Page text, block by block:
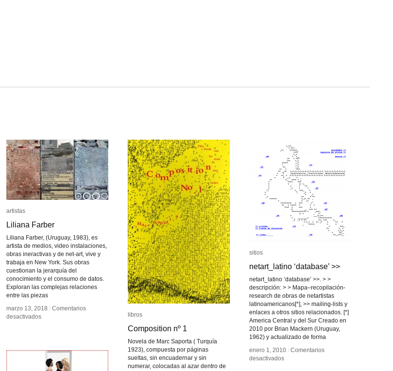
artistas
Liliana Farber
Liliana Farber, (Uruguay, 1983), es
artista de medios, video instalaciones,
obras ineractivas y de net-art, vive y
trabaja en New York. Sus obras
cuestionan la jerarquía del
conocimiento y el consumo de datos.
Exploran las complejas relaciones
entre las piezas
marzo 13, 2018 / Comentarios
desactivadosen
artistas
Liliana Farber
marzo 13, 2018 / Comentarios
desactivadosen
libros
Composition nº 1
Novela de Marc Saporta ( Turquía
1923), compuesta por páginas
sueltas, sin encuadernar y sin
numerar, colocadas al azar dentro de
libros
Composition nº 1
sitios
netart_latino ‘database’ >>
netart_latino ‘database’ >>. > >
descripción: > > Mapa–recopilación-
research de obras de netartistas
latinoamericanos[*], >> mailing-lists y
enlaces a otros sitios relacionados. [*]
America Central y del Sur Creado en
2010 por Brian Mackern (Uruguay,
1962) y actualizado de forma
enero 1, 2010 / Comentarios
desactivadosen
sitios
netart_latino ‘database’ >>
enero 1, 2010 / Comentarios
desactivadosen